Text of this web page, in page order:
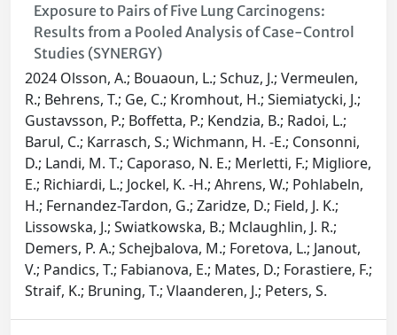
Exposure to Pairs of Five Lung Carcinogens:
Results from a Pooled Analysis of Case-Control
Studies (SYNERGY)
2024 Olsson, A.; Bouaoun, L.; Schuz, J.; Vermeulen,
R.; Behrens, T.; Ge, C.; Kromhout, H.; Siemiatycki, J.;
Gustavsson, P.; Boffetta, P.; Kendzia, B.; Radoi, L.;
Barul, C.; Karrasch, S.; Wichmann, H. -E.; Consonni,
D.; Landi, M. T.; Caporaso, N. E.; Merletti, F.; Migliore,
E.; Richiardi, L.; Jockel, K. -H.; Ahrens, W.; Pohlabeln,
H.; Fernandez-Tardon, G.; Zaridze, D.; Field, J. K.;
Lissowska, J.; Swiatkowska, B.; Mclaughlin, J. R.;
Demers, P. A.; Schejbalova, M.; Foretova, L.; Janout,
V.; Pandics, T.; Fabianova, E.; Mates, D.; Forastiere, F.;
Straif, K.; Bruning, T.; Vlaanderen, J.; Peters, S.